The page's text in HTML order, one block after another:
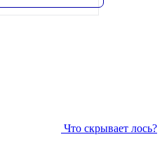
Что скрывает лось?